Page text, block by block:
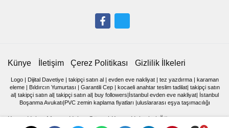
Künye İletişim Çerez Politikası Gizlilik İlkeleri
Logo| Dijital Davetiye| takipçi satın al| evden eve nakliyat| tez yazdırma| karaman
eleme| Bıldırcın Yumurtası | Garantili Cep| kocaeli anahtar teslim tadilat| takipçi satın
al| takipçi satın al| takipçi satın al| buy followers|İstanbul evden eve nakliyat| İstanbul
Boşanma Avukatı|PVC zemin kaplama fiyatları |uluslararası eşya taşımacılığı
Kamu Haber Memur Haber Güncel Kamu Haberleri Öğretmen,